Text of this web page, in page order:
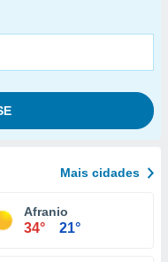
Mais cidades
Afranio
34° 21°